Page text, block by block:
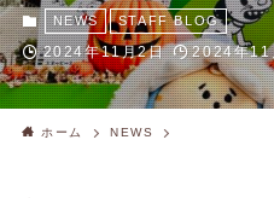
NEWS STAFF BLOG
2024年11月2日 2024年11
ホーム NEWS